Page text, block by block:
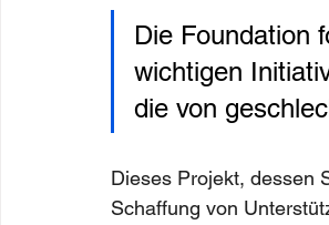
Die Foundation
wichtigen
die von
Dieses Projekt, dessen
Schaffung von